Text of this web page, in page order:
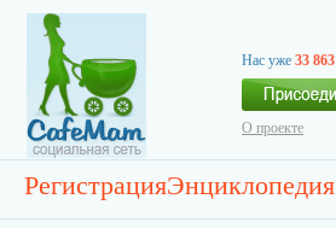
Нас уже 33 863
О проекте
РегистрацияЭнциклопедия